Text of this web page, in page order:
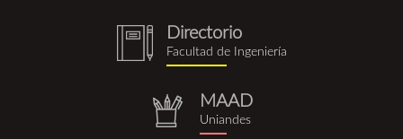
notebook
(1).png
Directorio
Facultad de Ingeniería
repositorio.png
MAAD
Uniandes